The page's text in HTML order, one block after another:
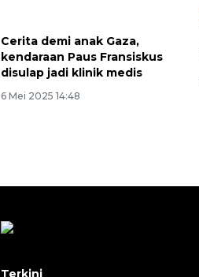
Cerita demi anak Gaza,
kendaraan Paus Fransiskus
disulap jadi klinik medis
6 Mei 2025 14:48
Terkini